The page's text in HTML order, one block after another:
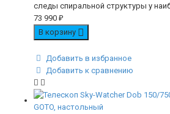
следы спиральной структуры у
73 990 ₽
В корзину
Добавить в избранное
Добавить к сравнению